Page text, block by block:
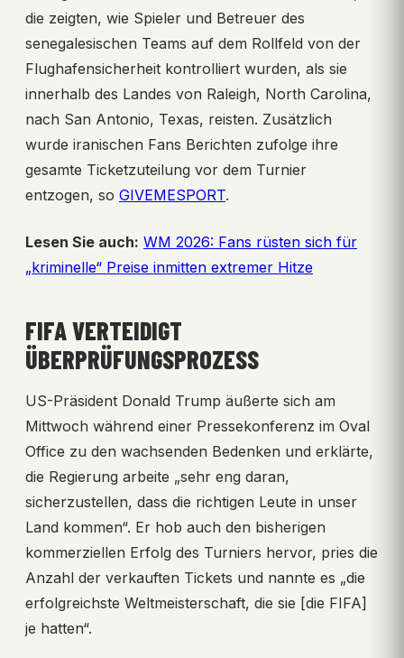
die zeigten, wie Spieler und Betreuer des
senegalesischen Teams auf dem Rollfeld von der
Flughafensicherheit kontrolliert wurden, als sie
innerhalb des Landes von Raleigh, North Carolina,
nach San Antonio, Texas, reisten. Zusätzlich
wurde iranischen Fans Berichten zufolge ihre
gesamte Ticketzuteilung vor dem Turnier
entzogen, so GIVEMESPORT.
Lesen Sie auch: WM 2026: Fans rüsten sich für
„kriminelle“ Preise inmitten extremer Hitze
FIFA VERTEIDIGT
ÜBERPRÜFUNGSPROZESS
US-Präsident Donald Trump äußerte sich am
Mittwoch während einer Pressekonferenz im Oval
Office zu den wachsenden Bedenken und erklärte,
die Regierung arbeite „sehr eng daran,
sicherzustellen, dass die richtigen Leute in unser
Land kommen“. Er hob auch den bisherigen
kommerziellen Erfolg des Turniers hervor, pries die
Anzahl der verkauften Tickets und nannte es „die
erfolgreichste Weltmeisterschaft, die sie [die FIFA]
je hatten“.